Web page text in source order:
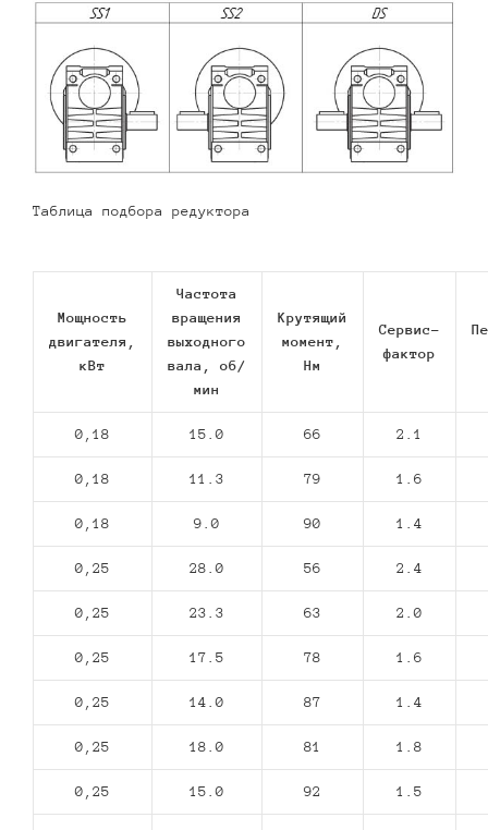
Таблица подбора редуктора
Мощность
двигателя,
кВт
Частота
вращения
выходного
вала, об/
мин
Крутящий
момент,
Нм
Сервис-
фактор
0,18 15.0 66 2.1
0,18 11.3 79 1.6
0,18 9.0 90 1.4
0,25 28.0 56 2.4
0,25 23.3 63 2.0
0,25 17.5 78 1.6
0,25 14.0 87 1.4
0,25 18.0 81 1.8
0,25 15.0 92 1.5